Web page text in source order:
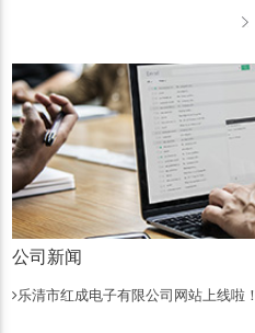
公司新闻
乐清市红成电子有限公司网站上线啦！